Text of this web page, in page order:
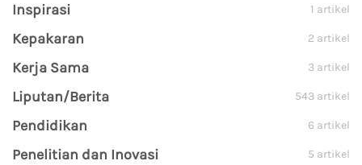
Inspirasi 1 artikel
Kepakaran 2 artikel
Kerja Sama 3 artikel
Liputan/Berita 543 artikel
Pendidikan 6 artikel
Penelitian dan Inovasi 5 artikel